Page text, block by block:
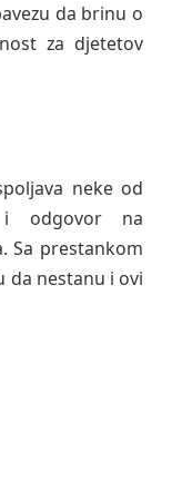
da brinu o
za djetetov
neke od
odgovor na
Sa prestankom
da nestanu i ovi